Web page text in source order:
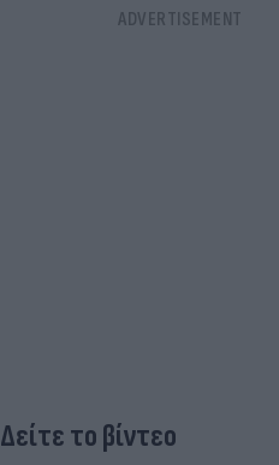
Δείτε το βίντεο